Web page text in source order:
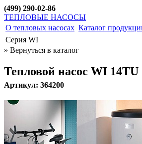
(499) 290-02-86
ТЕПЛОВЫЕ НАСОСЫ
О тепловых насосах Каталог
Серия WI
» Вернуться в каталог
Тепловой насос WI 14TU
Артикул: 364200